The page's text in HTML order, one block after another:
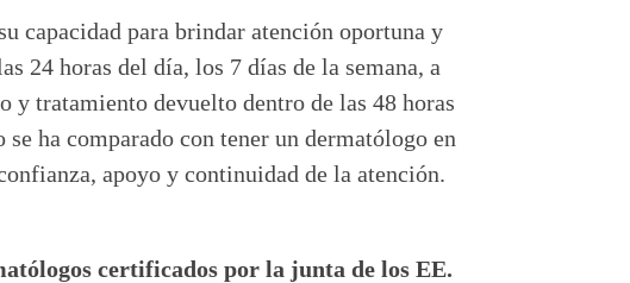
capacidad para brindar atención oportuna y
24 horas del día, los 7 días de la semana, a
tratamiento devuelto dentro de las 48 horas
se ha comparado con tener un dermatólogo en
apoyo y continuidad de la atención.
certificados por la junta de los EE.